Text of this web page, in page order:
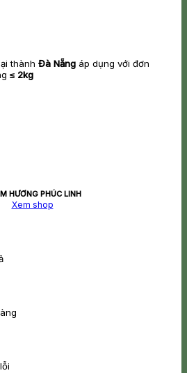
thành Đà Nẵng áp dụng với đơn
≤ 2kg
HƯƠNG PHÚC LINH
Xem shop